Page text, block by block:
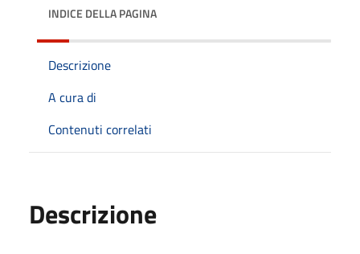
INDICE DELLA PAGINA
Descrizione
A cura di
Contenuti correlati
Descrizione